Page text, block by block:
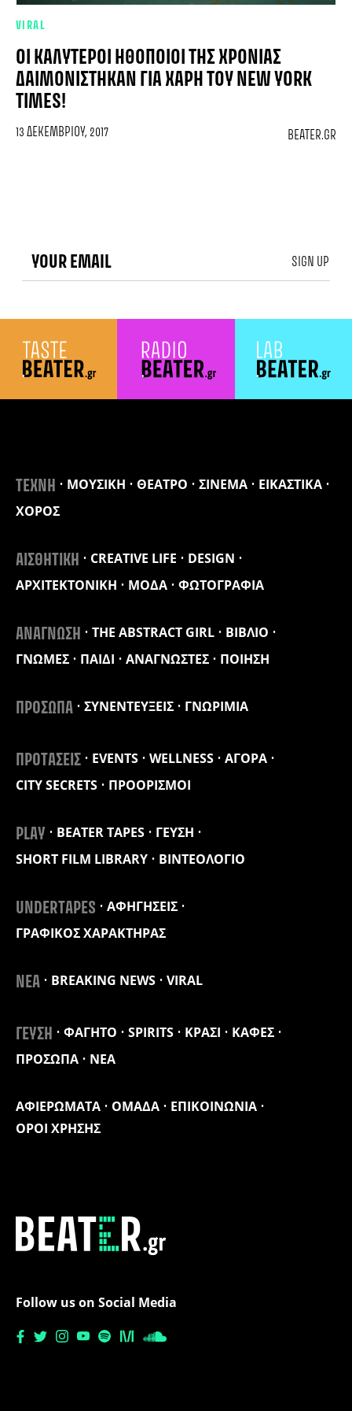
VIRAL
ΟΙ ΚΑΛΎΤΕΡΟΙ ΗΘΟΠΟΙΟΊ ΤΗΣ ΧΡΟΝΙΆΣ
ΔΑΙΜΟΝΊΣΤΗΚΑΝ ΓΙΑ ΧΆΡΗ ΤΟΥ NEW YORK
TIMES!
13 ΔΕΚΕΜΒΡΊΟΥ, 2017 BEATER.GR
ΤΕΧΝΗ ΜΟΥΣΙΚΗ ΘΕΑΤΡΟ ΣΙΝΕΜΑ
ΕΙΚΑΣΤΙΚΑ
ΧΟΡΟΣ
ΑΙΣΘΗΤΙΚΗ CREATIVE LIFE
DESIGN
ΑΡΧΙΤΕΚΤΟΝΙΚΗ
ΜΟΔΑ ΦΩΤΟΓΡΑΦΙΑ
ΑΝΑΓΝΩΣΗ THE ABSTRACT GIRL
ΒΙΒΛΙΟ
ΓΝΩΜΕΣ
ΠΑΙΔΙ ΑΝΑΓΝΩΣΤΕΣ ΠΟΙΗΣΗ
ΠΡΟΣΩΠΑ ΣΥΝΕΝΤΕΥΞΕΙΣ ΓΝΩΡΙΜΙΑ
ΑΦΙΕΡΩΜΑΤΑ ΟΜΑΔΑ
ΕΠΙΚΟΙΝΩΝΙΑ
ΟΡΟΙ ΧΡΗΣΗΣ
ΠΡΟΤΑΣΕΙΣ EVENTS WELLNESS
ΑΓΟΡΑ
CITY SECRETS
ΠΡΟΟΡΙΣΜΟΙ
PLAY BEATER TAPES
ΓΕΥΣΗ
SHORT FILM LIBRARY
ΒΙΝΤΕΟΛΟΓΙΟ
UNDERTAPES
ΑΦΗΓΗΣΕΙΣ
ΓΡΑΦΙΚΟΣ ΧΑΡΑΚΤΗΡΑΣ
ΝΕΑ BREAKING NEWS VIRAL
ΓΕΥΣΗ ΦΑΓΗΤΟ SPIRITS ΚΡΑΣΙ
ΚΑΦΕΣ
ΠΡΟΣΩΠΑ
ΝΕΑ
Follow us on Social Media
SIGN UP